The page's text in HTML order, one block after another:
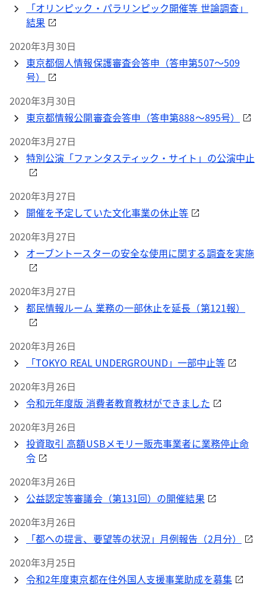
「オリンピック・パラリンピック開催等 世論調査」
結果
2020年3月30日
東京都個人情報保護審査会答申（答申第507～509
号）
2020年3月30日
東京都情報公開審査会答申（答申第888～895号）
2020年3月27日
特別公演「ファンタスティック・サイト」の公演中止
2020年3月27日
開催を予定していた文化事業の休止等
2020年3月27日
オーブントースターの安全な使用に関する調査を実施
2020年3月27日
都民情報ルーム 業務の一部休止を延長（第121報）
2020年3月26日
「TOKYO REAL UNDERGROUND」一部中止等
2020年3月26日
令和元年度版 消費者教育教材ができました
2020年3月26日
投資取引 高額USBメモリー販売事業者に業務停止命
令
2020年3月26日
公益認定等審議会（第131回）の開催結果
2020年3月26日
「都への提言、要望等の状況」月例報告（2月分）
2020年3月25日
令和2年度東京都在住外国人支援事業助成を募集